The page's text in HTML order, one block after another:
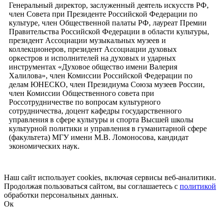
Генеральный директор, заслуженный деятель искусств РФ,
член Совета при Президенте Российской Федерации по
культуре, член Общественной палаты РФ, лауреат Премии
Правительства Российской Федерации в области культуры,
президент Ассоциации музыкальных музеев и
коллекционеров, президент Ассоциации духовых
оркестров и исполнителей на духовых и ударных
инструментах «Духовое общество имени Валерия
Халилова», член Комиссии Российской Федерации по
делам ЮНЕСКО, член Президиума Союза музеев России,
член Комиссии Общественного совета при
Россотрудничестве по вопросам культурного
сотрудничества, доцент кафедры государственного
управления в сфере культуры и спорта Высшей школы
культурной политики и управления в гуманитарной сфере
(факультета) МГУ имени М.В. Ломоносова, кандидат
экономических наук.
Наш сайт использует cookies, включая сервисы веб-аналитики.
Продолжая пользоваться сайтом, вы соглашаетесь с политикой
обработки персональных данных.
Ок